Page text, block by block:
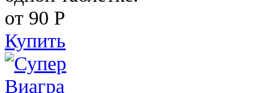
от 90 Р
Купить